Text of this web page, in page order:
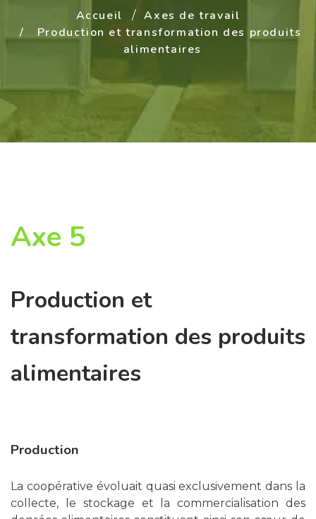
Accueil
Axes de travail
Production et transformation des produits
alimentaires
Axe 5
Production et
transformation des produits
alimentaires
Production
La coopérative évoluait quasi exclusivement dans la
collecte, le stockage et la commercialisation des